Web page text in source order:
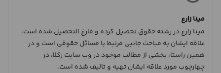
مینا زارع
مینا زارع در رشته حقوق تحصیل کرده و فارغ التحصیل شده است.
علاقه ایشان به مباحث جانبی مرتبط با مسائل حقوقی است و در
همین راستا، بخشی از مطالب موجود در وب سایت رکلا، در
چهارچوب مورد علاقه ایشان تهیه و تالیف شده است.